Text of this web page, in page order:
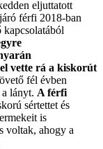
eljuttatott
férfi 2018-ban
kapcsolatából
vette rá a kiskorút
fél évben
lányt. A férfi
sértettet és
is
voltak, ahogy a